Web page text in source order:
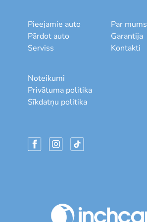
Pieejamie auto
Pārdot auto
Serviss
Par mums
Garantija
Kontakti
Noteikumi
Privātuma politika
Sīkdatņu politika